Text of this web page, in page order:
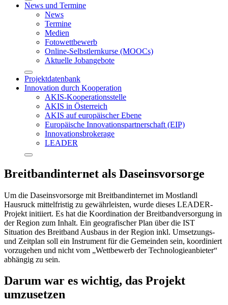
News und Termine
News
Termine
Medien
Fotowettbewerb
Online-Selbstlernkurse (MOOCs)
Aktuelle Jobangebote
Projektdatenbank
Innovation durch Kooperation
AKIS-Kooperationsstelle
AKIS in Österreich
AKIS auf europäischer Ebene
Europäische Innovationspartnerschaft (EIP)
Innovationsbrokerage
LEADER
Breitbandinternet als Daseinsvorsorge
Um die Daseinsvorsorge mit Breitbandinternet im Mostlandl
Hausruck mittelfristig zu gewährleisten, wurde dieses LEADER-
Projekt initiiert. Es hat die Koordination der Breitbandversorgung in
der Region zum Inhalt. Ein geografischer Plan über die IST
Situation des Breitband Ausbaus in der Region inkl. Umsetzungs-
und Zeitplan soll ein Instrument für die Gemeinden sein, koordiniert
vorzugehen und nicht vom „Wettbewerb der Technologieanbieter“
abhängig zu sein.
Darum war es wichtig, das Projekt
umzusetzen